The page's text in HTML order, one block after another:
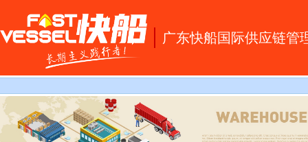
广东快船国际供应链管
首 页